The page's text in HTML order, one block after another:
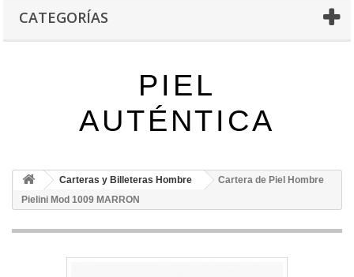
CATEGORÍAS
PIEL
AUTÉNTICA
Carteras y Billeteras Hombre
Cartera de Piel Hombre
Pielini Mod 1009 MARRON